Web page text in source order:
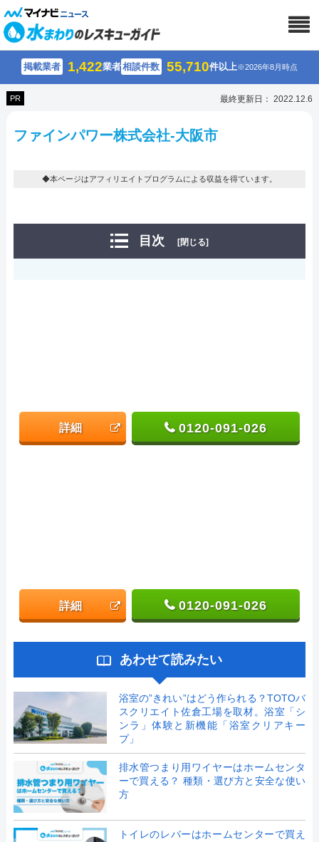
掲載業者 1,422業者相談件数 55,710件以上※2026年8月時点
PR 最終更新日： 2022.12.6
ファインパワー株式会社-大阪市
◆本ページはアフィリエイトプログラムによる収益を得ています。
目次 [閉じる]
詳細 0120-091-026
詳細 0120-091-026
あわせて読みたい
浴室の”きれい”はどう作られる？TOTOバ
スクリエイト佐倉工場を取材。浴室「シ
ンラ」体験と新機能「浴室クリアキー
プ」
排水管つまり用ワイヤーはホームセンタ
ーで買える？ 種類・選び方と安全な使い
方
トイレのレバーはホームセンターで買え